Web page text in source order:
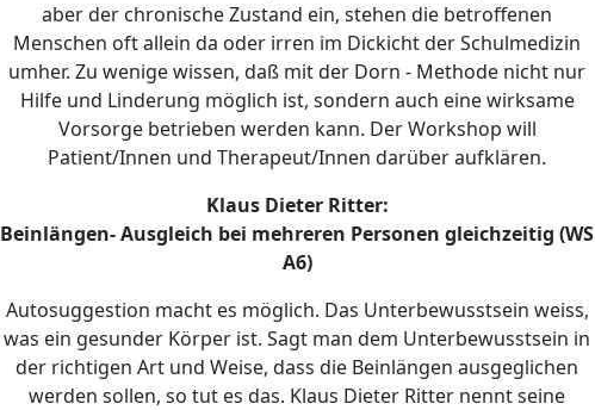
aber der chronische Zustand ein, stehen die betroffenen
Menschen oft allein da oder irren im Dickicht der Schulmedizin
umher. Zu wenige wissen, daß mit der Dorn - Methode nicht nur
Hilfe und Linderung möglich ist, sondern auch eine wirksame
Vorsorge betrieben werden kann. Der Workshop will
Patient/Innen und Therapeut/Innen darüber aufklären.
Klaus Dieter Ritter:
Beinlängen- Ausgleich bei mehreren Personen gleichzeitig (WS
A6)
Autosuggestion macht es möglich. Das Unterbewusstsein weiss,
was ein gesunder Körper ist. Sagt man dem Unterbewusstsein in
der richtigen Art und Weise, dass die Beinlängen ausgeglichen
werden sollen, so tut es das. Klaus Dieter Ritter nennt seine